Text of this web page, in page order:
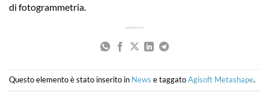
di fotogrammetria.
Questo elemento è stato inserito in News e taggatoAgisoft Metashape.